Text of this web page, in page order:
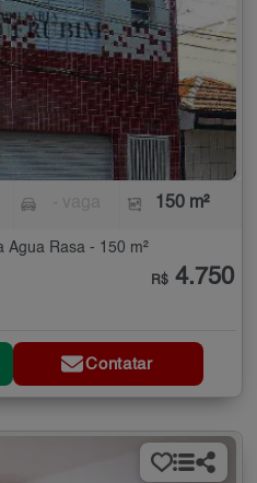
150 m²
Água Rasa - 150 m²
R$ 4.750
Contatar